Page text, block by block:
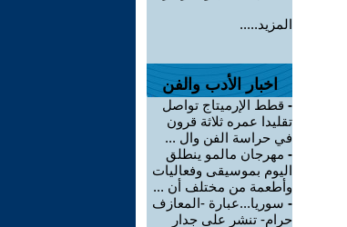
المزيد.....
اخبار الأدب والفن
- قطط الإرميتاج تواصل
تقليدا عمره ثلاثة قرون
في حراسة الفن وال ...
- مهرجان مالمو ينطلق
اليوم بموسيقى وفعاليات
وأطعمة من مختلف أن ...
- سوريا...عبارة -المعازف
حرام- تنشر على جدار